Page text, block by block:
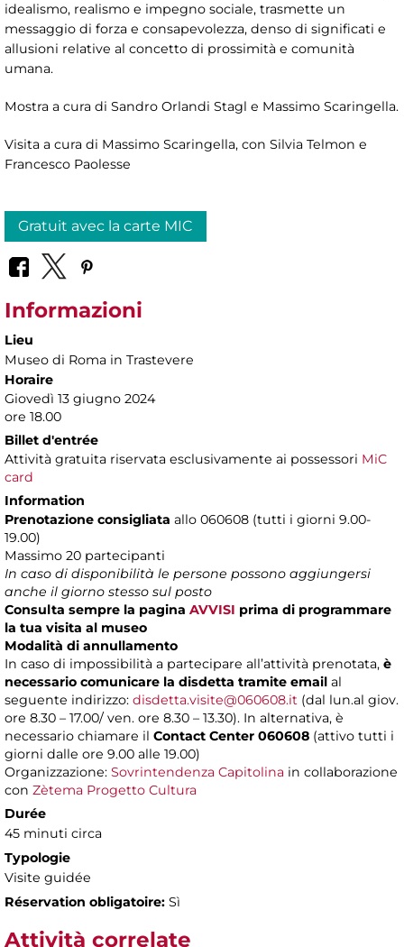
idealismo, realismo e impegno sociale, trasmette un
messaggio di forza e consapevolezza, denso di significati e
allusioni relative al concetto di prossimità e comunità
umana.
Mostra a cura di Sandro Orlandi Stagl e Massimo Scaringella.
Visita a cura di Massimo Scaringella, con Silvia Telmon e
Francesco Paolesse
Gratuit avec la carte MIC
Informazioni
Lieu
Museo di Roma in Trastevere
Horaire
Giovedì 13 giugno 2024
ore 18.00
Billet d'entrée
Attività gratuita riservata esclusivamente ai possessori MiC
card
Information
Prenotazione consigliata allo 060608 (tutti i giorni 9.00-
19.00)
Massimo 20 partecipanti
In caso di disponibilità le persone possono aggiungersi
anche il giorno stesso sul posto
Consulta sempre la pagina AVVISI prima di programmare
la tua visita al museo
Modalità di annullamento
In caso di impossibilità a partecipare all’attività prenotata, è
necessario comunicare la disdetta tramite email al
seguente indirizzo: disdetta.visite@060608.it (dal lun.al giov.
ore 8.30 – 17.00/ ven. ore 8.30 – 13.30). In alternativa, è
necessario chiamare il Contact Center 060608 (attivo tutti i
giorni dalle ore 9.00 alle 19.00)
Organizzazione: Sovrintendenza Capitolina in collaborazione
con Zètema Progetto Cultura
Durée
45 minuti circa
Typologie
Visite guidée
Réservation obligatoire: Sì
Attività correlate